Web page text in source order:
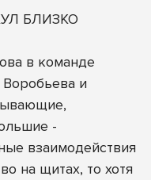
БЛИЗКО
в команде
и
-
взаимодействия
на щитах, то хотя